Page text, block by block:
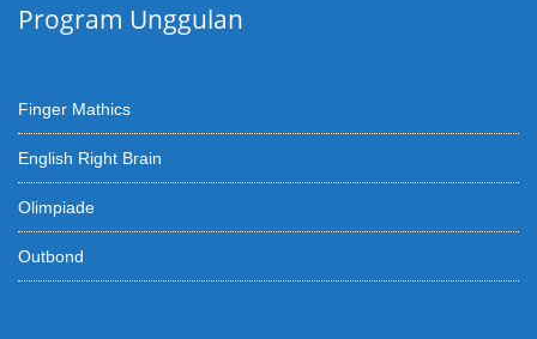
Program Unggulan
Finger Mathics
English Right Brain
Olimpiade
Outbond